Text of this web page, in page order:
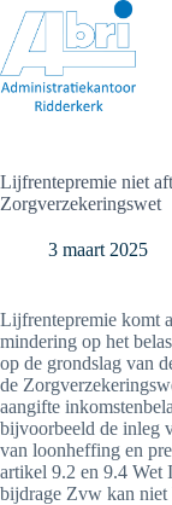
naar
de
inhoud
Lijfrentepremie niet
Zorgverzekeringswet
3 maart 2025
Lijfrentepremie komt
mindering op het
op de grondslag van
de
aangifte
bijvoorbeeld de inleg
van loonheffing en
artikel 9.2 en 9.4 Wet
bijdrage Zvw kan niet